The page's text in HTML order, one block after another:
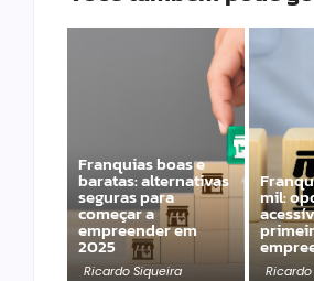
Franquias boas e
baratas: alternativas
seguras para
começar a
empreender em
2025
Ricardo Siqueira
mil: